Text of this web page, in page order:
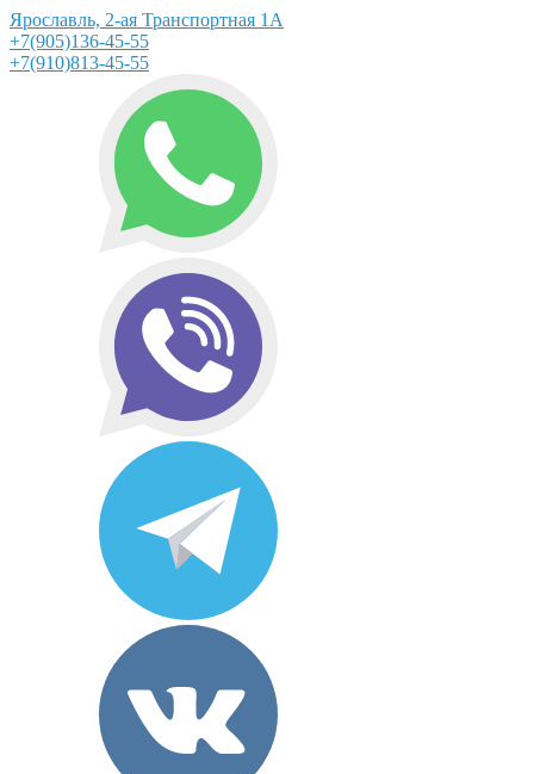
Ярославль, 2-ая Транспортная 1А
+7(905)136-45-55
+7(910)813-45-55